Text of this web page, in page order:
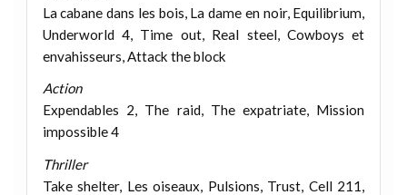
La cabane dans les bois, La dame en noir, Equilibrium,
Underworld 4, Time out, Real steel, Cowboys et
envahisseurs, Attack the block
Action
Expendables 2, The raid, The expatriate, Mission
impossible 4
Thriller
Take shelter, Les oiseaux, Pulsions, Trust, Cell 211,